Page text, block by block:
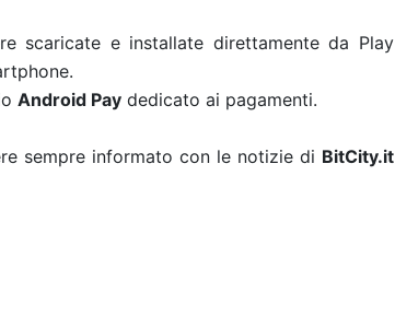
scaricate e installate direttamente da Play
Android Pay dedicato ai pagamenti.
sempre informato con le notizie di BitCity.it